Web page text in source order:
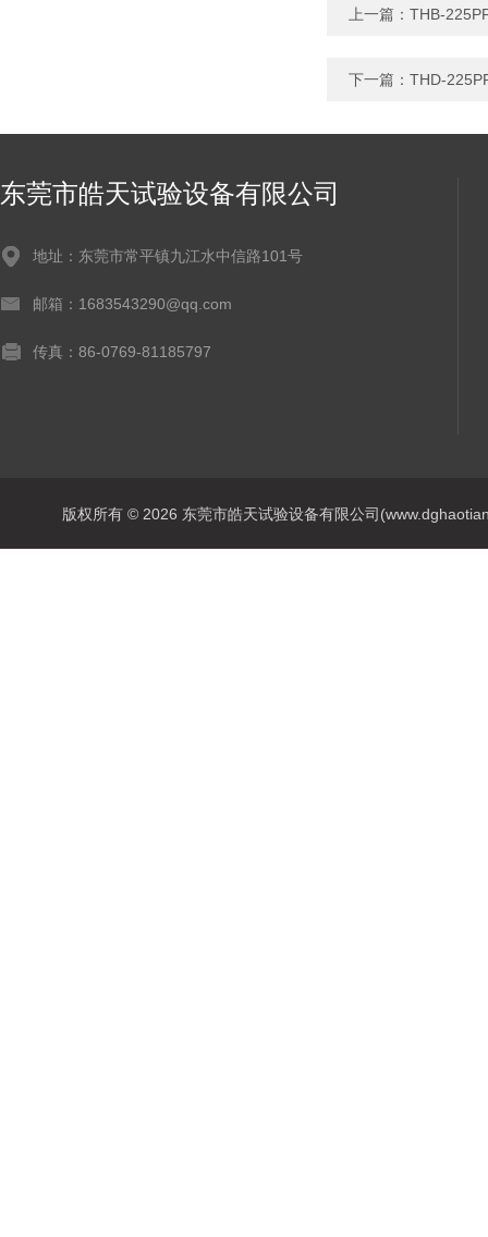
上一篇： THB-
下一篇： THD-
东莞市皓天试验设备有限公司
地址：东莞市常平镇九江水中信路101号
邮箱：1683543290@qq.com
传真：86-0769-81185797
版权所有 © 2026 东莞市皓天试验设备有限公司